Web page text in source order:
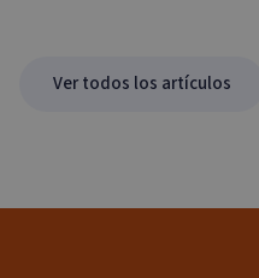
Ver todos los artículos